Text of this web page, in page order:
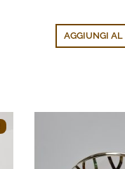
AGGIUNGI